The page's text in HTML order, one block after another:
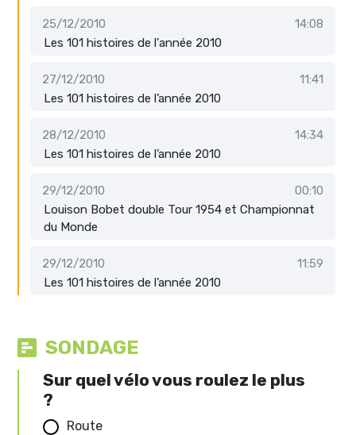
25/12/2010
14:08
Les 101 histoires de l'année 2010
27/12/2010
11:41
Les 101 histoires de l’année 2010
28/12/2010
14:34
Les 101 histoires de l’année 2010
29/12/2010
00:10
Louison Bobet double Tour 1954 et Championnat
du Monde
29/12/2010
11:59
Les 101 histoires de l’année 2010
SONDAGE
Sur quel vélo vous roulez le plus
?
Route